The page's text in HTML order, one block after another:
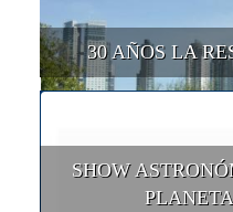
30 AÑOS LA
SHOW